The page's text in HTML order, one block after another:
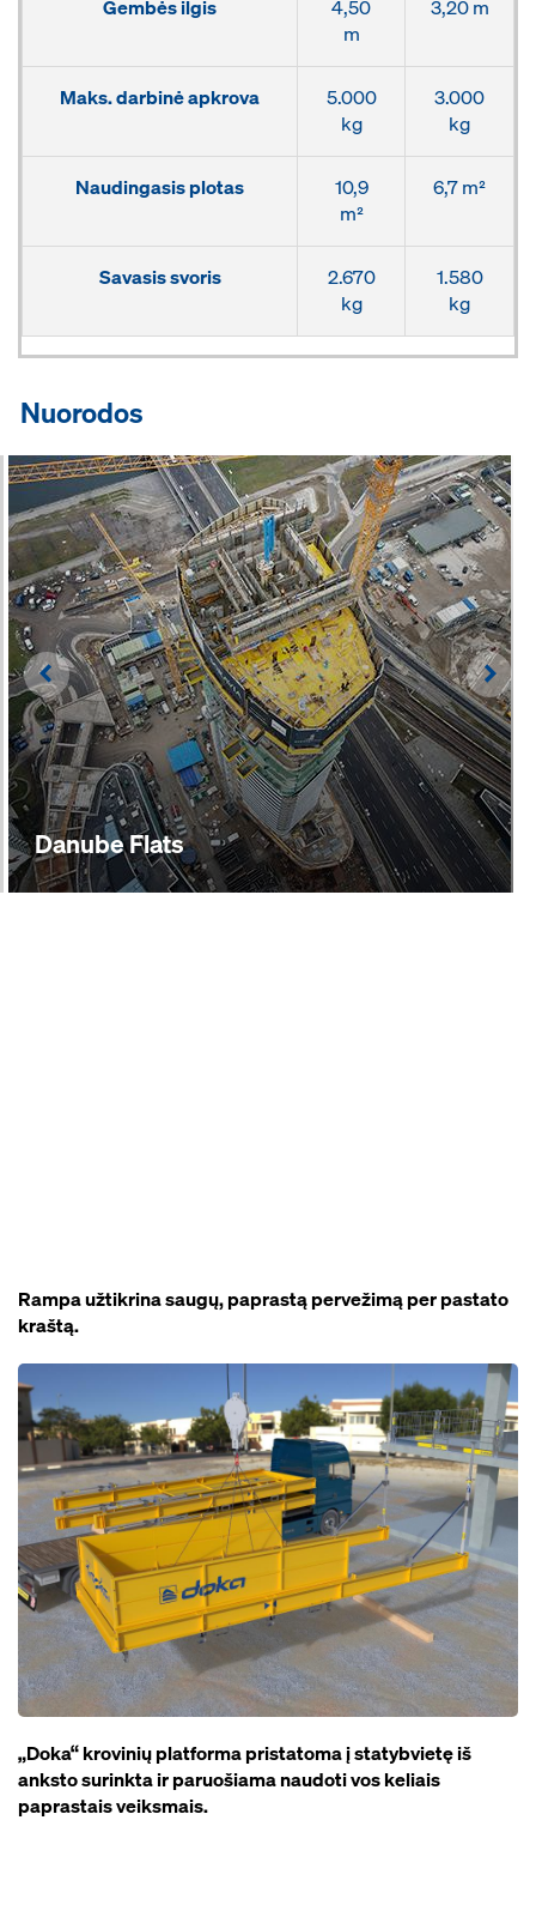
Gembės ilgis
4,50
m
3,20 m
Maks. darbinė apkrova
5.000
kg
3.000
kg
Naudingasis plotas
10,9
m²
6,7 m²
Savasis svoris
2.670
kg
1.580
kg
Nuorodos
Danube Flats
Left
Rampa užtikrina saugų, paprastą pervežimą per pastato
kraštą.
Open
„Doka“ krovinių platforma pristatoma į statybvietę iš
anksto surinkta ir paruošiama naudoti vos keliais
paprastais veiksmais.